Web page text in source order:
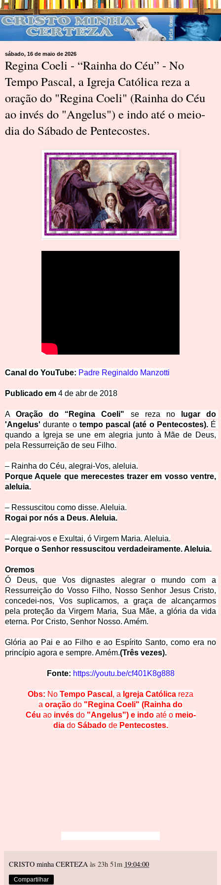
sábado, 16 de maio de 2026
Regina Coeli - “Rainha do Céu” - No
Tempo Pascal, a Igreja Católica reza a
oração do "Regina Coeli" (Rainha do Céu
ao invés do "Angelus") e indo até o meio-
dia do Sábado de Pentecostes.
Canal do YouTube: Padre Reginaldo Manzotti
Publicado em 4 de abr de 2018
A Oração do “Regina Coeli" se reza no
lugar do
'Angelus' durante o tempo pascal (até o Pentecostes). É
quando a Igreja se une em alegria junto à Mãe de Deus,
pela Ressurreição de seu Filho.
– Rainha do Céu, alegrai-Vos, a leluia.
Porque Aquele que merecestes trazer em vosso ventre,
aleluia.
– Ressuscitou como disse. A leluia.
Rogai por nós a Deus. Aleluia.
– Alegrai-vos e Exultai, ó Virgem Maria. Aleluia.
Porque o Senhor ressuscitou verdadeiramente. Aleluia.
Oremos
Ó Deus, que Vos dignastes alegrar o mundo com a
Ressurreição do Vosso Filho, Nosso Senhor Jesus Cristo,
concedei-nos, Vos suplicamos, a graça de alcançarmos
eterna. Por Cristo, Senhor Nosso. Amém.
Glória ao Pai e ao Filho e ao Espírito Santo, como era no
princípio agora e sempre. Amém.(Três vezes).
Fonte: https://youtu.be/cf401K8g888
Obs: No Tempo Pascal , a Igreja Católica reza
a oração do "Regina Coeli" (Rainha do
Céu ao invésdo "Angelus") e indo até omeio-
dia doSábado dePentecostes.
CRISTO minha CERTEZA às 23h 51m 19:04:00
Compartilhar